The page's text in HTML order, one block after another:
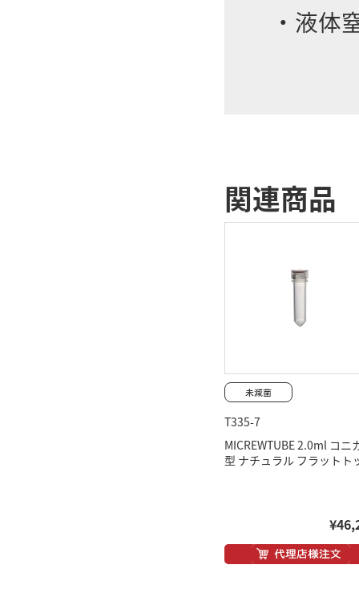
・液体
関連商品
T335-7
MICREWTUBE 2.0ml コニ
型 ナチュラル フラットト